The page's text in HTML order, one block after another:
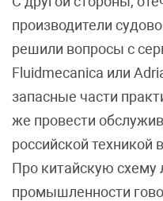
производители
решили вопросы с
Fluidmecanica или
запасные части
же провести
российской техникой
Про китайскую схему
промышленности